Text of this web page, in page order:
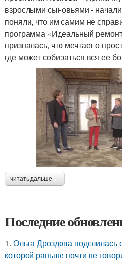
взрослыми сыновьями -
поняли, что им самим не
программа «Идеальный
призналась, что мечтает о
где может собираться вся ее
читать дальше →
Последние
1. Ольга Дроздова поделилась
которой раньше почти не